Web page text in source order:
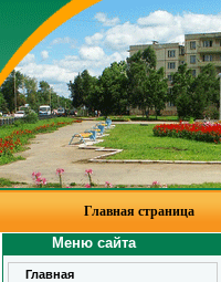
Главная страница
Меню сайта
Главная